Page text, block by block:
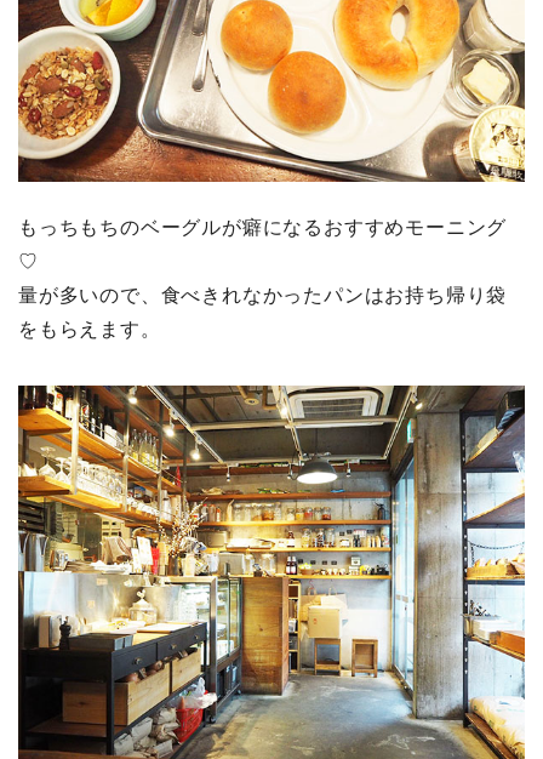
もっちもちのベーグルが癖になるおすすめモーニング
♡
量が多いので、食べきれなかったパンはお持ち帰り袋
をもらえます。